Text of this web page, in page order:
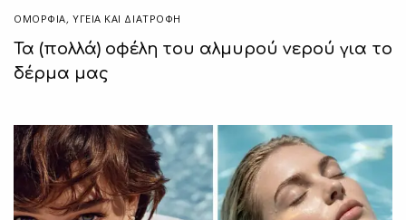
ΟΜΟΡΦΙΑ, ΥΓΕΊΑ ΚΑΙ ΔΙΑΤΡΟΦΉ
Τα (πολλά) οφέλη του αλμυρού νερού για το
δέρμα μας